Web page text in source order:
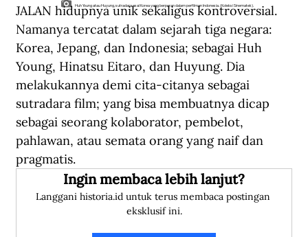
Huh Young atau Huyung, sutradara asal Korea yang berperan dalam perfilman Indonesia. (Koleksi Sinematek).
JALAN hidupnya unik sekaligus kontroversial.
Namanya tercatat dalam sejarah tiga negara:
Korea, Jepang, dan Indonesia; sebagai Huh
Young, Hinatsu Eitaro, dan Huyung. Dia
melakukannya demi cita-citanya sebagai
sutradara film; yang bisa membuatnya dicap
sebagai seorang kolaborator, pembelot,
pahlawan, atau semata orang yang naif dan
pragmatis.
Ingin membaca lebih lanjut?
Langgani historia.id untuk terus membaca postingan
eksklusif ini.